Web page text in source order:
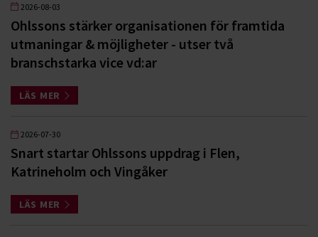
2026-08-03
Ohlssons stärker organisationen för framtida
utmaningar & möjligheter - utser två
branschstarka vice vd:ar
LÄS MER
2026-07-30
Snart startar Ohlssons uppdrag i Flen,
Katrineholm och Vingåker
LÄS MER